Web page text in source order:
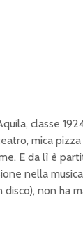
classe
mica
E da lì è
nella
non ha